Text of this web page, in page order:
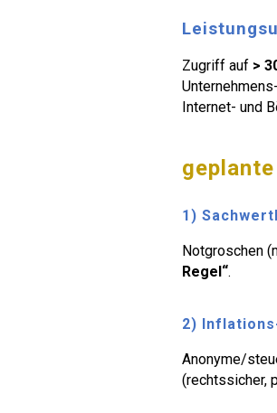
Zugriff auf >
Internet- und
g
1)
Notgroschen
Regel“.
2)
Anonyme/
(rechtssicher,